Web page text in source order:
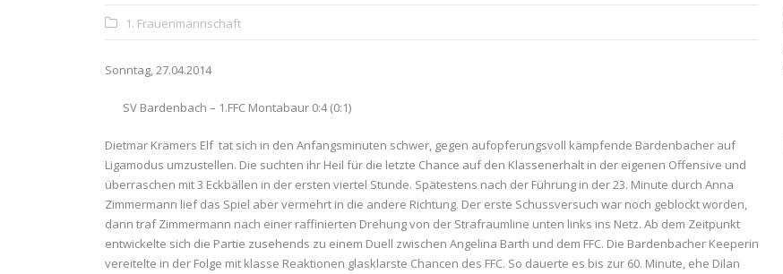
1. Frauenmannschaft
Sonntag, 27.04.2014
SV Bardenbach – 1.FFC Montabaur 0:4 (0:1)
Dietmar Krämers Elf tat sich in den Anfangsminuten schwer, gegen aufopferungsvoll kämpfende Bardenbacher auf
Ligamodus umzustellen. Die suchten ihr Heil für die letzte Chance auf den Klassenerhalt in der eigenen Offensive und
überraschen mit 3 Eckbällen in der ersten viertel Stunde. Spätestens nach der Führung in der 23. Minute durch Anna
Zimmermann lief das Spiel aber vermehrt in die andere Richtung. Der erste Schussversuch war noch geblockt worden,
dann traf Zimmermann nach einer raffinierten Drehung von der Strafraumline unten links ins Netz. Ab dem Zeitpunkt
entwickelte sich die Partie zusehends zu einem Duell zwischen Angelina Barth und dem FFC. Die Bardenbacher Keeperin
vereitelte in der Folge mit klasse Reaktionen glasklarste Chancen des FFC. So dauerte es bis zur 60. Minute, ehe Dilan